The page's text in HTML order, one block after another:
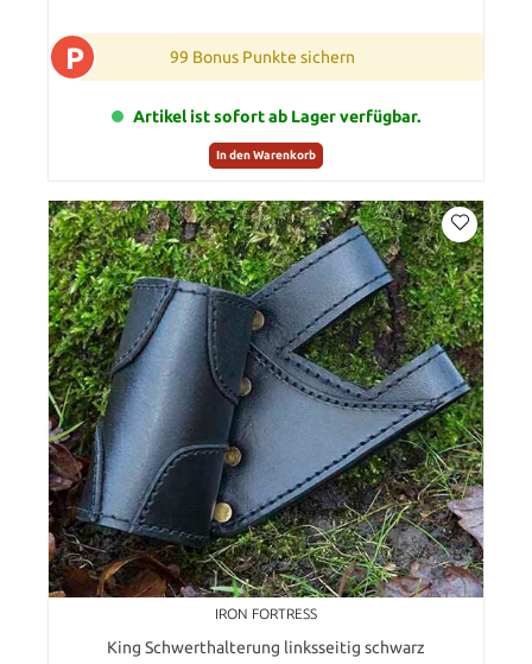
P 99 Bonus Punkte sichern
Artikel ist sofort ab Lager verfügbar.
In den Warenkorb
IRON FORTRESS
King Schwerthalterung linksseitig schwarz